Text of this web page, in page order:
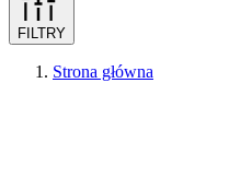
FILTRY
Strona główna